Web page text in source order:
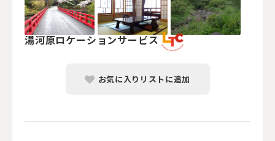
湯河原ロケーションサービス
お気に入りリストに追加